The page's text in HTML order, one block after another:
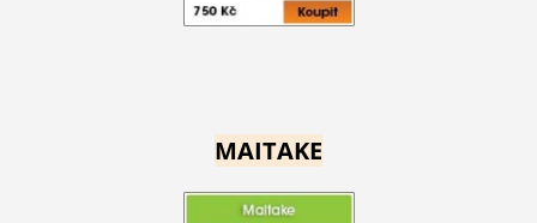
MAITAKE